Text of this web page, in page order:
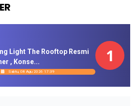
Light The Rooftop Resmi
, Konse...
Sabtu, 08 Agu 2026 17:39
1